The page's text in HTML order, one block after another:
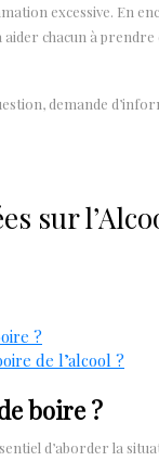
excessive. En
chacun à
demande
sur
?
de l’alcool ?
boire ?
d’aborder la